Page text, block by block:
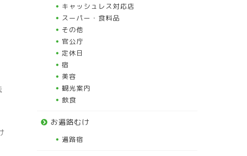
キャッシュレス対応店
スーパー・食料品
その他
官公庁
定休日
宿
美容
観光案内
飲食
お遍路むけ
遍路宿